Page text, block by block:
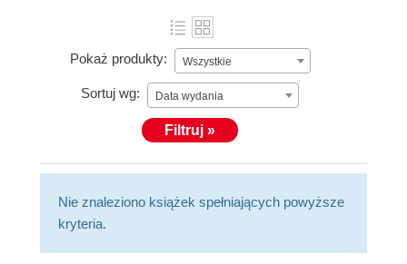
Pokaż produkty: Wszystkie
Sortuj wg: Data wydania
Filtruj »
Nie znaleziono książek spełniających powyższe
kryteria.